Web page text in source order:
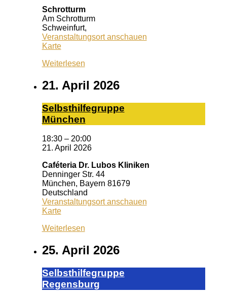
Schrotturm
Am Schrotturm
Schweinfurt,
Veranstaltungsort anschauen
KarteSchrotturm
Weiterlesen
21. April 2026
Selbst­hil­fe­grup­pe
Mün­chen
18:30 – 20:00
21. April 2026
Caféteria Dr. Lubos Kliniken
Denninger Str. 44
München, Bayern 81679
Deutschland
Veranstaltungsort anschauen
KarteCaféteria
Lubos
Weiterlesen
25. April 2026
Selbst­hil­fe­grup­pe
Re­gens­burg